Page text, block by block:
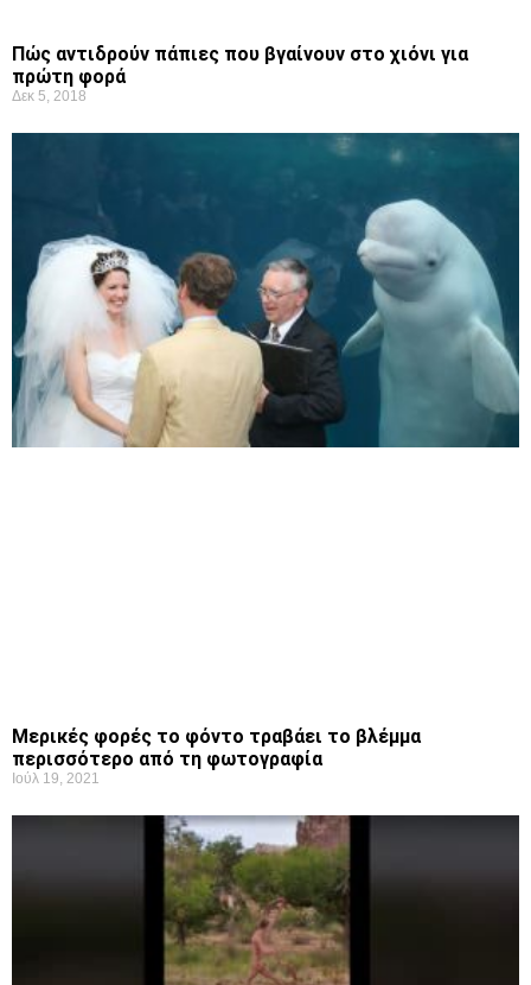
Πώς αντιδρούν πάπιες που βγαίνουν στο χιόνι για
πρώτη φορά
Δεκ 5, 2018
Μερικές φορές το φόντο τραβάει το βλέμμα
περισσότερο από τη φωτογραφία
Ιούλ 19, 2021